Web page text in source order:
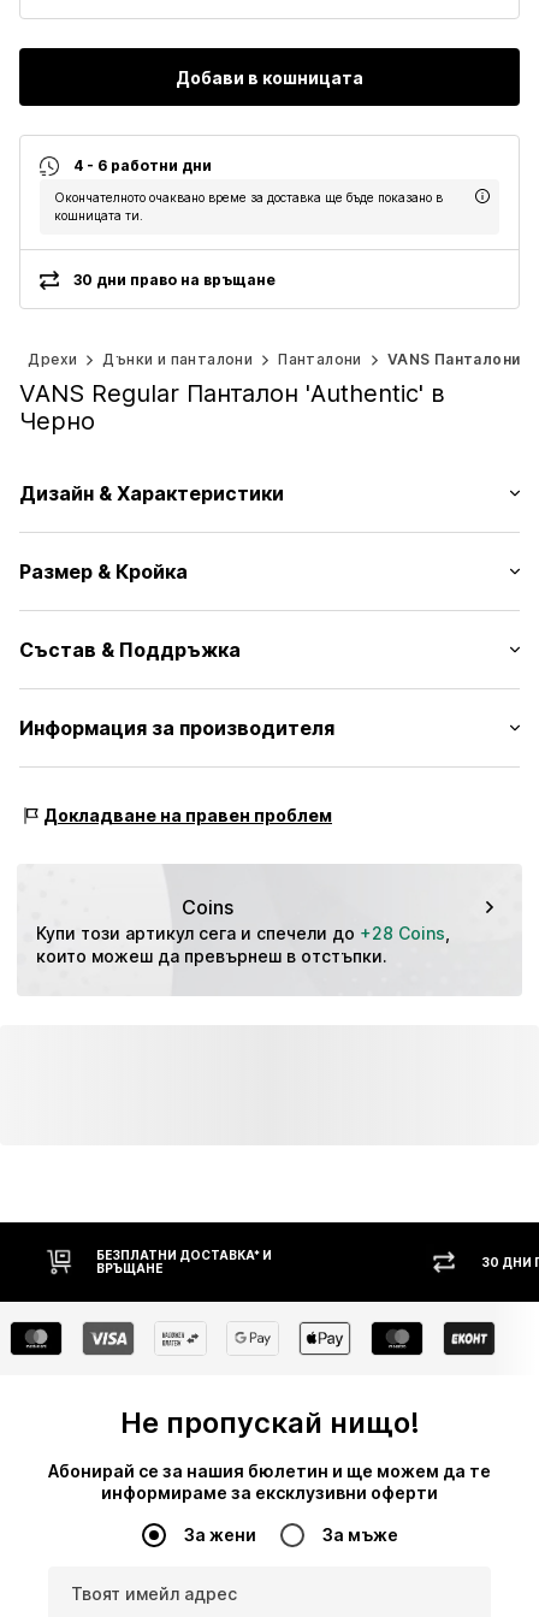
Добави в кошницата
4 - 6 работни дни
Окончателното очаквано време за доставка ще бъде показано в
кошницата ти.
30 дни право на връщане
Дрехи Дънки и панталони Панталони VANS Панталони
VANS Regular Панталон 'Authentic' в
Черно
Дизайн & Характеристики
Памук
Странични джобове
№ на артикул VNS2169001000007
Размер & Кройка
Кройка: Regular
Състав & Поддръжка
Материал: 64% Памук, 34% Полиестер, 2% Синтетика
Информация за производителя
Posthofbrug 2-4
vans_shop_de@vfc.com
Докладване на правен проблем
Coins
Купи този артикул сега и спечели до +28 Coins
които можеш да превърнеш в отстъпки.
БЕЗПЛАТНИ ДОСТАВКА* И
ВРЪЩАНЕ
30 ДНИ
Не пропускай нищо!
Абонирай се за нашия бюлетин и ще можем да те
информираме за ексклузивни оферти
За жени За мъже
Твоят имейл адрес